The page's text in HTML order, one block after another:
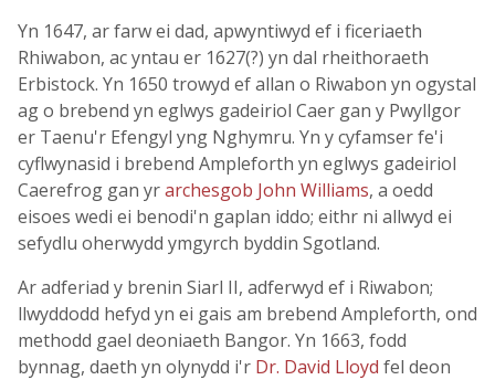
Yn 1647, ar farw ei dad, apwyntiwyd ef i ficeriaeth
Rhiwabon, ac yntau er 1627(?) yn dal rheithoraeth
Erbistock. Yn 1650 trowyd ef allan o Riwabon yn ogystal
ag o brebend yn eglwys gadeiriol Caer gan y Pwyllgor
er Taenu'r Efengyl yng Nghymru. Yn y cyfamser fe'i
cyflwynasid i brebend Ampleforth yn eglwys gadeiriol
Caerefrog gan yrarchesgob John Williams, a oedd
eisoes wedi ei benodi'n gaplan iddo; eithr ni allwyd ei
sefydlu oherwydd ymgyrch byddin Sgotland.
Ar adferiad y brenin Siarl II, adferwyd ef i Riwabon;
llwyddodd hefyd yn ei gais am brebend Ampleforth, ond
methodd gael deoniaeth Bangor. Yn 1663, fodd
bynnag, daeth yn olynydd i'r Dr. David Lloyd fel deon